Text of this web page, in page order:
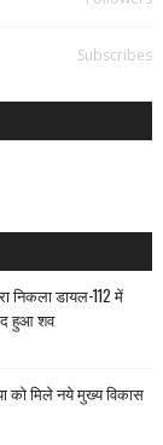
Subscribes
निकला डायल-112 में
हुआ शव
को मिले नये मुख्य विकास